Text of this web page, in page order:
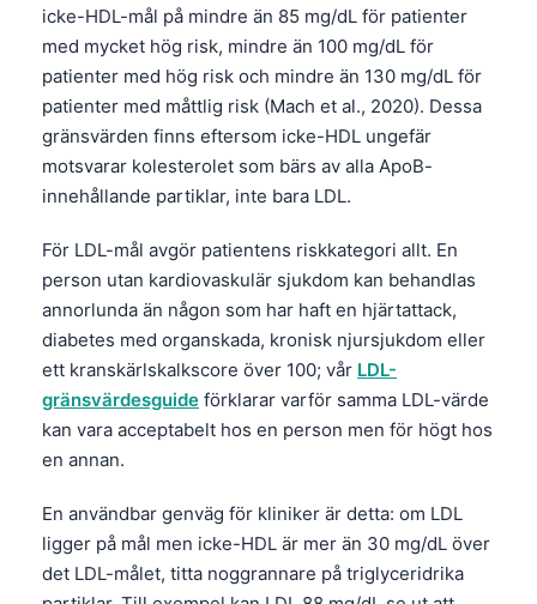
icke-HDL-mål på mindre än 85 mg/dL för patienter
med mycket hög risk, mindre än 100 mg/dL för
patienter med hög risk och mindre än 130 mg/dL för
patienter med måttlig risk (Mach et al., 2020). Dessa
gränsvärden finns eftersom icke-HDL ungefär
motsvarar kolesterolet som bärs av alla ApoB-
innehållande partiklar, inte bara LDL.
För LDL-mål avgör patientens riskkategori allt. En
person utan kardiovaskulär sjukdom kan behandlas
annorlunda än någon som har haft en hjärtattack,
diabetes med organskada, kronisk njursjukdom eller
ett kranskärlskalkscore över 100; vår LDL-
gränsvärdesguide förklarar varför samma LDL-värde
kan vara acceptabelt hos en person men för högt hos
en annan.
En användbar genväg för kliniker är detta: om LDL
ligger på mål men icke-HDL är mer än 30 mg/dL över
det LDL-målet, titta noggrannare på triglyceridrika